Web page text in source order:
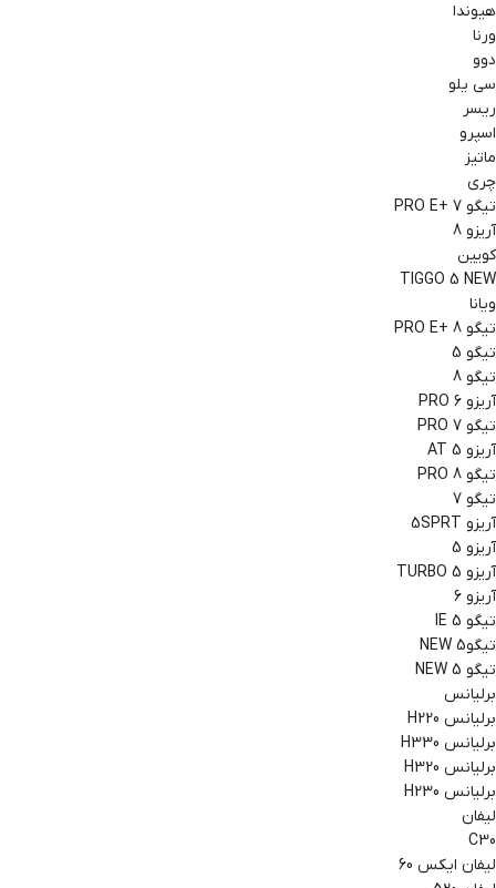
هیوندا
ورنا
دوو
سی یلو
ریسر
اسپرو
ماتیز
چری
تیگو 7 +PRO E
آریزو 8
کویین
TIGGO 5 NEW
ویانا
تیگو 8 +PRO E
تیگو 5
تیگو 8
آریزو 6 PRO
تیگو 7 PRO
آریزو 5 AT
تیگو 8 PRO
تیگو 7
آریزو 5SPRT
آریزو 5
آریزو 5 TURBO
آریزو 6
تیگو 5 IE
تیگو5 NEW
تیگو 5 NEW
برلیانس
برلیانس H220
برلیانس H330
برلیانس H320
برلیانس H230
لیفان
C30
لیفان ایکس 60